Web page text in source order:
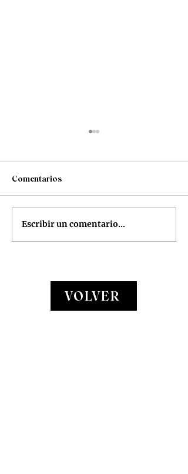
Photo album: Puerto
Iguazú
Comentarios
Escribir un comentario...
VOLVER